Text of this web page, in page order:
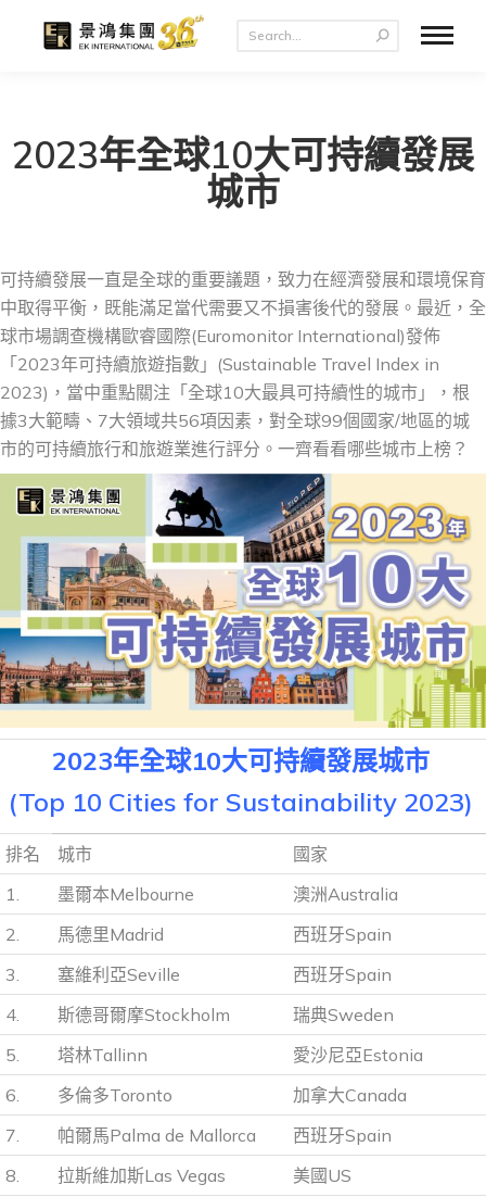
2023年全球10大可持續發展
城市
可持續發展一直是全球的重要議題，致力在經濟發展和環境保育
中取得平衡，既能滿足當代需要又不損害後代的發展。最近，全
球市場調查機構歐睿國際(Euromonitor International)發佈
「2023年可持續旅遊指數」(Sustainable Travel Index in
2023)，當中重點關注「全球10大最具可持續性的城市」，根
據3大範疇、7大領域共56項因素，對全球99個國家/地區的城
市的可持續旅行和旅遊業進行評分。一齊看看哪些城市上榜？
2023年全球10大可持續發展城市
(Top 10 Cities for Sustainability 2023)
排名 城市
國家
1.
墨爾本Melbourne
澳洲Australia
2.
馬德里Madrid
西班牙Spain
3.
塞維利亞Seville
西班牙Spain
4.
斯德哥爾摩Stockholm
瑞典Sweden
5.
塔林Tallinn
愛沙尼亞Estonia
6.
多倫多Toronto
加拿大Canada
7.
帕爾馬Palma de Mallorca
西班牙Spain
8.
拉斯維加斯Las Vegas
美國US